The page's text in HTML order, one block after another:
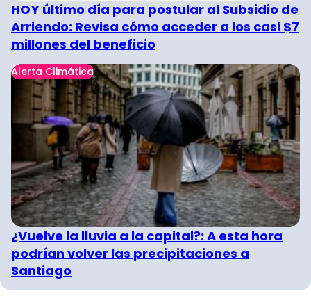
HOY último día para postular al Subsidio de
Arriendo: Revisa cómo acceder a los casi $7
millones del beneficio
Alerta Climática
¿Vuelve la lluvia a la capital?: A esta hora
podrían volver las precipitaciones a
Santiago